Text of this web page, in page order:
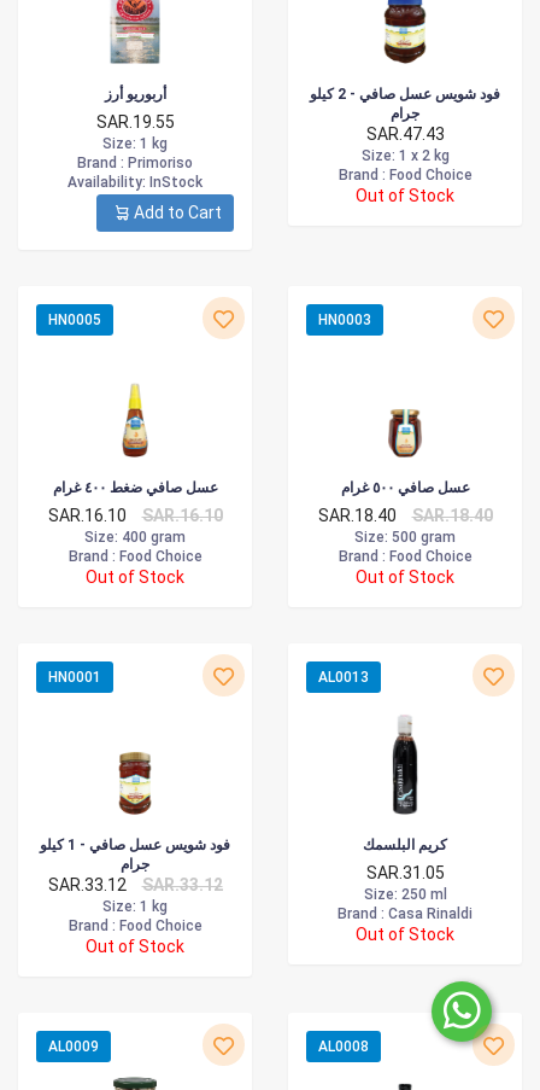
أربوريو أرز
SAR.19.55
Size: 1 kg
Brand : Primoriso
Availability: InStock
Add to Cart
فود شويس عسل صافي - 2 كيلو
جرام
SAR.47.43
Size: 1 x 2 kg
Brand : Food Choice
Out of Stock
HN0005
عسل صافي ضغط ٤٠٠ غرام
SAR.16.10 SAR.16.10
Size: 400 gram
Brand : Food Choice
Out of Stock
HN0003
عسل صافي ٥٠٠ غرام
SAR.18.40 SAR.18.40
Size: 500 gram
Brand : Food Choice
Out of Stock
HN0001
فود شويس عسل صافي - 1 كيلو
جرام
SAR.33.12 SAR.33.12
Size: 1 kg
Brand : Food Choice
Out of Stock
AL0013
كريم البلسمك
SAR.31.05
Size: 250 ml
Brand : Casa Rinaldi
Out of Stock
AL0009 AL0008